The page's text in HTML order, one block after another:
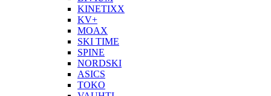
KINETIXX
KV+
MOAX
SKI TIME
SPINE
NORDSKI
ASICS
TOKO